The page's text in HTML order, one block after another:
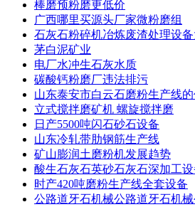
棒磨预粉磨更低价
广西哪里买源头厂家微粉磨组
石灰石粉碎机冶炼废渣处理设
茅白泥矿业
电厂水冲生石灰水质
碳酸钙粉磨厂违法排污
山东泰安市白云石磨粉生产线
立式搅拌磨矿机 螺旋搅拌磨
日产5500吨闪石砂石设备
山东冷轧带肋钢筋生产线
矿山膨润土磨粉机发展趋势
酸生石灰石英砂石灰石深加工
时产420吨磨粉生产线全套设备
公路道牙石机械公路道牙石机